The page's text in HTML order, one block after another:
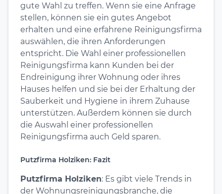
gute Wahl zu treffen. Wenn sie eine Anfrage
stellen, können sie ein gutes Angebot
erhalten und eine erfahrene Reinigungsfirma
auswählen, die ihren Anforderungen
entspricht. Die Wahl einer professionellen
Reinigungsfirma kann Kunden bei der
Endreinigung ihrer Wohnung oder ihres
Hauses helfen und sie bei der Erhaltung der
Sauberkeit und Hygiene in ihrem Zuhause
unterstützen. Außerdem können sie durch
die Auswahl einer professionellen
Reinigungsfirma auch Geld sparen.
Putzfirma Holziken: Fazit
Putzfirma Holziken: Es gibt viele Trends in
der Wohnungsreinigungsbranche, die